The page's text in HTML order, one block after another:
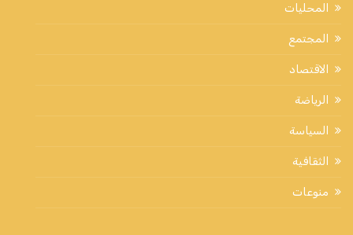
المحليات
المجتمع
الاقتصاد
الرياضة
السياسة
الثقافية
منوعات